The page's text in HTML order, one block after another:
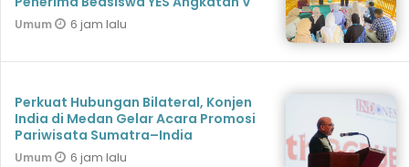
Umum 6 jam lalu
Perkuat Hubungan Bilateral, Konjen
India di Medan Gelar Acara Promosi
Pariwisata Sumatra–India
Umum 6 jam lalu